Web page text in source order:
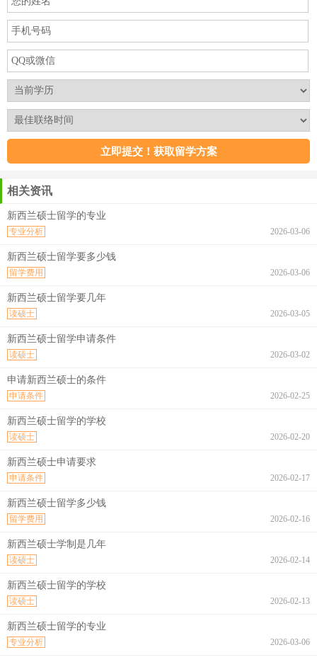
相关资讯
新西兰硕士留学的专业
2026-03-06
专业分析
新西兰硕士留学要多少钱
2026-03-06
留学费用
新西兰硕士留学要几年
2026-03-05
读硕士
新西兰硕士留学申请条件
2026-03-02
读硕士
申请新西兰硕士的条件
2026-02-25
申请条件
新西兰硕士留学的学校
2026-02-20
读硕士
新西兰硕士申请要求
2026-02-17
申请条件
新西兰硕士留学多少钱
2026-02-16
留学费用
新西兰硕士学制是几年
2026-02-14
读硕士
新西兰硕士留学的学校
2026-02-13
读硕士
新西兰硕士留学的专业
2026-03-06
专业分析